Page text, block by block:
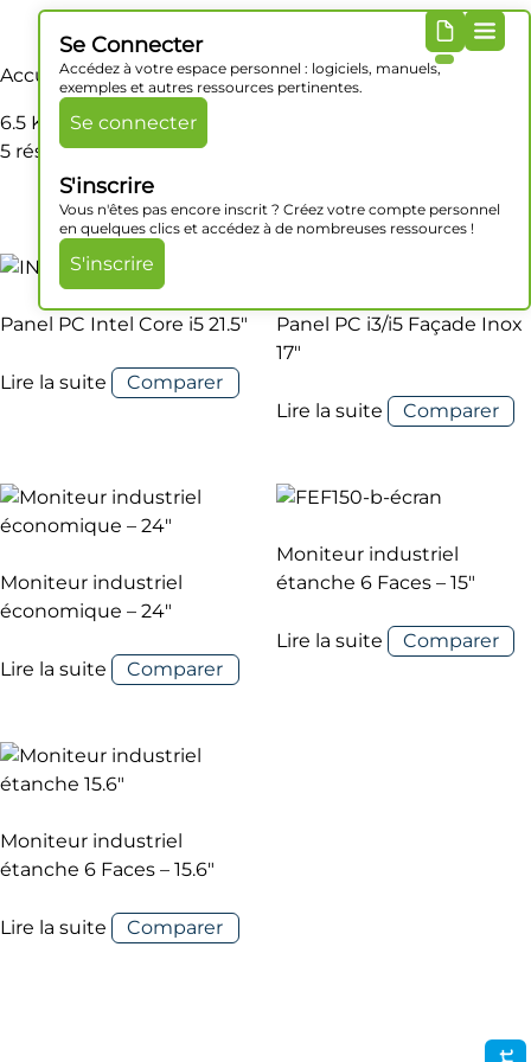
Se Connecter
Accédez à votre espace personnel : logiciels, manuels,
exemples et autres ressources pertinentes.
Se connecter
S'inscrire
Vous n'êtes pas encore inscrit ? Créez votre compte personnel
en quelques clics et accédez à de nombreuses ressources !
S'inscrire
Accueil/ Produit Poids / 6.5 Kg
6.5 Kg
5 résultats affichés
Panel PC Intel Core i5 21.5″
Lire la suite Comparer
Panel PC i3/i5 Façade Inox
17″
Lire la suite Comparer
Moniteur industriel
économique – 24″
Lire la suite Comparer
Moniteur industriel
étanche 6 Faces – 15″
Lire la suite Comparer
Moniteur industriel
étanche 6 Faces – 15.6″
Lire la suite Comparer